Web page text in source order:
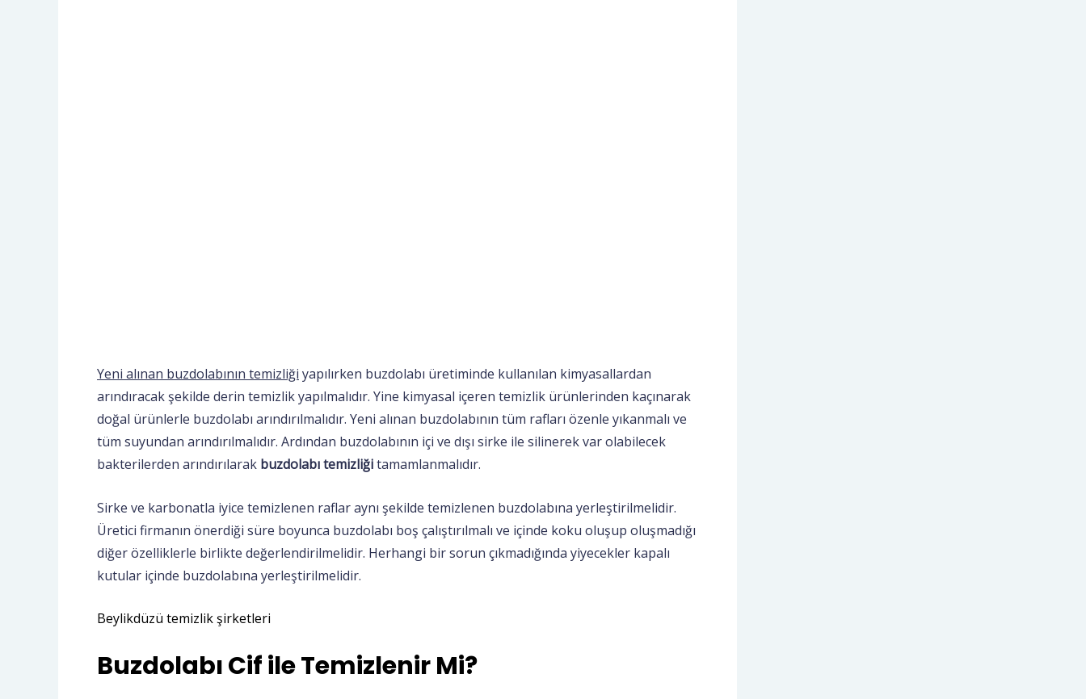
Yeni alınan buzdolabının temizliği yapılırken buzdolabı üretiminde kullanılan kimyasallardan
arındıracak şekilde derin temizlik yapılmalıdır. Yine kimyasal içeren temizlik ürünlerinden kaçınarak
doğal ürünlerle buzdolabı arındırılmalıdır. Yeni alınan buzdolabının tüm rafları özenle yıkanmalı ve
tüm suyundan arındırılmalıdır. Ardından buzdolabının içi ve dışı sirke ile silinerek var olabilecek
bakterilerden arındırılarak buzdolabı temizliğitamamlanmalıdır.
Sirke ve karbonatla iyice temizlenen raflar aynı şekilde temizlenen buzdolabına yerleştirilmelidir.
Üretici firmanın önerdiği süre boyunca buzdolabı boş çalıştırılmalı ve içinde koku oluşup oluşmadığı
diğer özelliklerle birlikte değerlendirilmelidir. Herhangi bir sorun çıkmadığında yiyecekler kapalı
kutular içinde buzdolabına yerleştirilmelidir.
Beylikdüzü temizlik şirketleri
Buzdolabı Cif ile Temizlenir Mi?